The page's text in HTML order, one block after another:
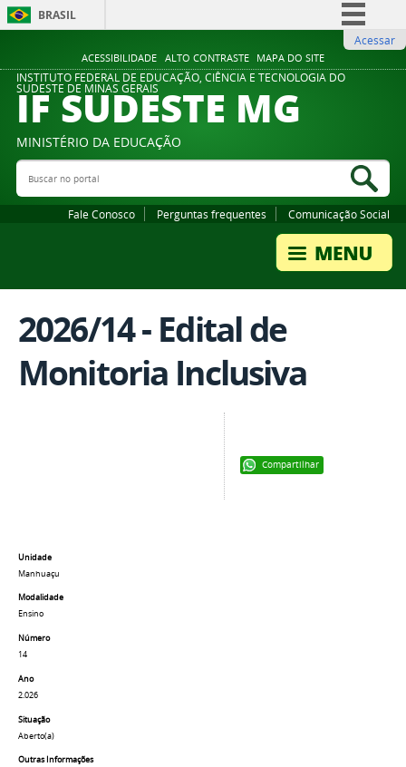
ACESSIBILIDADE ALTO CONTRASTE MAPA DO SITE
BRASIL
Comunica BR
Participe
Legislação
Acessar
INSTITUTO FEDERAL DE EDUCAÇÃO, CIÊNCIA E TECNOLOGIA DO
SUDESTE DE MINAS GERAIS
IF SUDESTE MG
MINISTÉRIO DA EDUCAÇÃO
Buscar no portal
Fale Conosco Perguntas frequentes Comunicação Social
2026/14 - Edital de
Monitoria Inclusiva
Compartilhar
Unidade
Manhuaçu
Modalidade
Ensino
Número
14
Ano
2.026
Situação
Aberto(a)
Outras Informações